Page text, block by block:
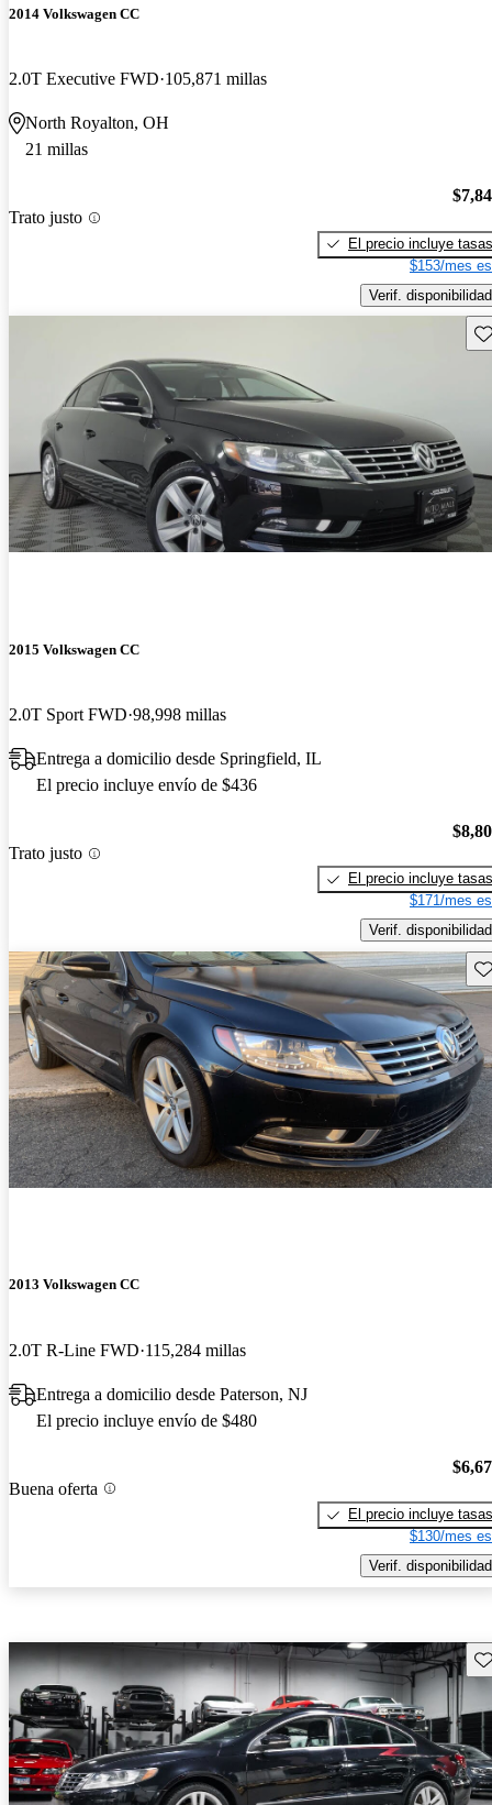
2014 Volkswagen CC
2.0T Executive FWD 105,871 millas
North Royalton, OH
21 millas
Trato justo
El precio incluye tasas
$153/mes
Verif. disponibilidad
2015 Volkswagen CC
2.0T Sport FWD 98,998 millas
Entrega a domicilio desde Springfield, IL
El precio incluye envío de $436
Trato justo
El precio incluye tasas
$171/mes
Verif. disponibilidad
2013 Volkswagen CC
2.0T R-Line FWD 115,284 millas
Entrega a domicilio desde Paterson, NJ
El precio incluye envío de $480
Buena oferta
El precio incluye tasas
$130/mes
Verif. disponibilidad